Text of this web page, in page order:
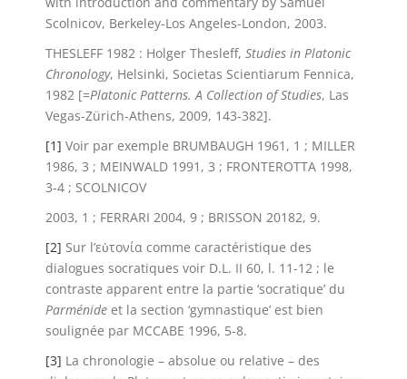
Scolnicov, Berkeley-Los Angeles-London, 2003.
THESLEFF 1982 : Holger Thesleff, Studies in Platonic
Chronology, Helsinki, Societas Scientiarum Fennica,
1982 [=Platonic Patterns.A Collection of Studies, Las
Vegas-Zürich-Athens, 2009, 143-382].
[1] Voir par exemple BRUMBAUGH 1961, 1 ; MILLER
1986, 3 ; MEINWALD 1991, 3 ; FRONTEROTTA 1998,
3-4 ; SCOLNICOV
2003, 1 ; FERRARI 2004, 9 ; BRISSON 20182, 9.
[2] Sur l’εὐτονία comme caractéristique des
dialogues socratiques voir D.L. II 60, l. 11-12 ; le
contraste apparent entre la partie ‘socratique’ du
Parménide et la section ‘gymnastique’ est bien
soulignée par MCCABE 1996, 5-8.
[3] La chronologie – absolue ou relative – des